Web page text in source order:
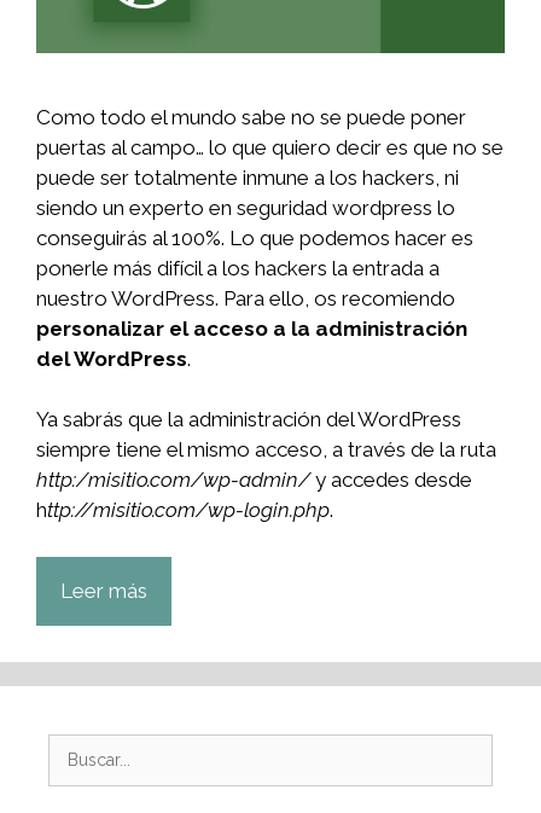
Como todo el mundo sabe no se puede poner
puertas al campo… lo que quiero decir es que no se
puede ser totalmente inmune a los hackers, ni
siendo un experto en seguridad wordpress lo
conseguirás al 100%. Lo que podemos hacer es
ponerle más difícil a los hackers la entrada a
nuestro WordPress. Para ello, os recomiendo
personalizar el acceso a la administración
del WordPress.
Ya sabrás que la administración del WordPress
siempre tiene el mismo acceso, a través de la ruta
http:/misitio.com/wp-admin/y accedes desde
http://misitio.com/wp-login.php.
Leer más